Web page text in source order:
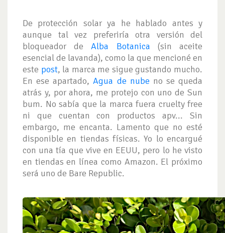
De protección solar ya he hablado antes y
aunque tal vez preferiría otra versión del
bloqueador deAlba Botanica (sin aceite
esencial de lavanda), como la que mencioné en
este post, la marca me sigue gustando mucho.
En ese apartado,Agua de nube no se queda
atrás y, por ahora, me protejo con uno de Sun
bum. No sabía que la marca fuera cruelty free
ni que cuentan con productos apv... Sin
embargo, me encanta. Lamento que no esté
disponible en tiendas físicas. Yo lo encargué
con una tía que vive en EEUU, pero lo he visto
en tiendas en línea como Amazon. El próximo
será uno de Bare Republic.